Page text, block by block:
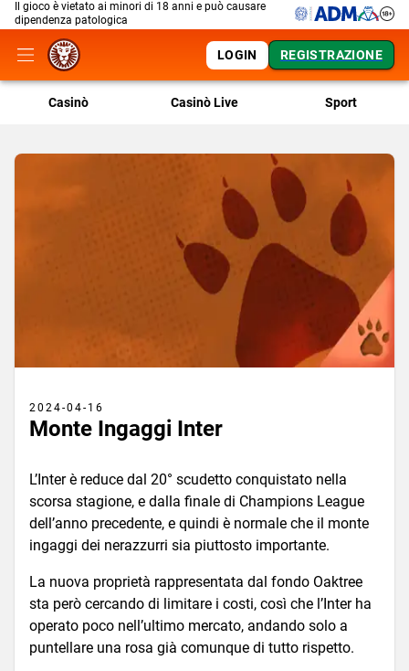
Il gioco è vietato ai minori di 18 anni e può causare
dipendenza patologica
LOGIN REGISTRAZIONE
Casinò Casinò Live Sport
2024-04-16
Monte Ingaggi Inter
L’Inter è reduce dal 20° scudetto conquistato nella
scorsa stagione, e dalla finale di Champions League
dell’anno precedente, e quindi è normale che il monte
ingaggi dei nerazzurri sia piuttosto importante.
La nuova proprietà rappresentata dal fondo Oaktree
sta però cercando di limitare i costi, così che l’Inter ha
operato poco nell’ultimo mercato, andando solo a
puntellare una rosa già comunque di tutto rispetto.